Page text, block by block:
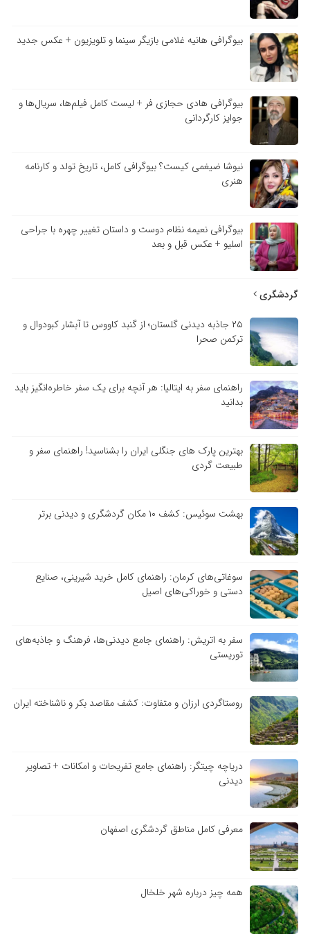
بیوگرافی هانیه غلامی بازیگر سینما و تلویزیون + عکس جدید
بیوگرافی هادی حجازی فر + لیست کامل فیلم‌ها، سریال‌ها و
جوایز کارگردانی
نیوشا ضیغمی کیست؟ بیوگرافی کامل، تاریخ تولد و کارنامه
هنری
بیوگرافی نعیمه نظام دوست و داستان تغییر چهره با جراحی
اسلیو + عکس قبل و بعد
گردشگری
۲۵ جاذبه دیدنی گلستان؛ از گنبد کاووس تا آبشار کبودوال و
ترکمن صحرا
راهنمای سفر به ایتالیا: هر آنچه برای یک سفر خاطره‌انگیز باید
بدانید
بهترین پارک های جنگلی ایران را بشناسید! راهنمای سفر و
طبیعت گردی
بهشت سوئیس: کشف ۱۰ مکان گردشگری و دیدنی برتر
سوغاتی‌های کرمان: راهنمای کامل خرید شیرینی، صنایع
دستی و خوراکی‌های اصیل
سفر به اتریش: راهنمای جامع دیدنی‌ها، فرهنگ و جاذبه‌های
توریستی
روستاگردی ارزان و متفاوت: کشف مقاصد بکر و ناشناخته ایران
دریاچه چیتگر: راهنمای جامع تفریحات و امکانات + تصاویر
دیدنی
معرفی کامل مناطق گردشگری اصفهان
همه چیز درباره شهر خلخال